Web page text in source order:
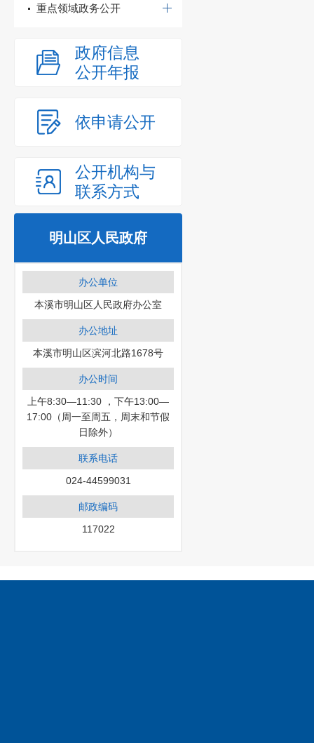
重点领域政务公开
政府信息
公开年报
依申请公开
公开机构与
联系方式
明山区人民政府
办公单位
本溪市明山区人民政府办公室
办公地址
本溪市明山区滨河北路1678号
办公时间
上午8:30—11:30 ，下午13:00—
17:00（周一至周五，周末和节假
日除外）
联系电话
024-44599031
邮政编码
117022